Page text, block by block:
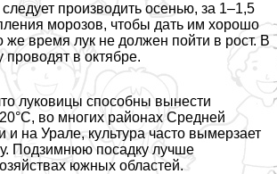
производить осенью, за 1–1,5
морозов, чтобы дать им хорошо
же время лук не должен пойти в рост. В
проводят в октябре.
луковицы способны вынести
во многих районах Средней
на Урале, культура часто вымерзает
Подзимнюю посадку лучше
южных областей.